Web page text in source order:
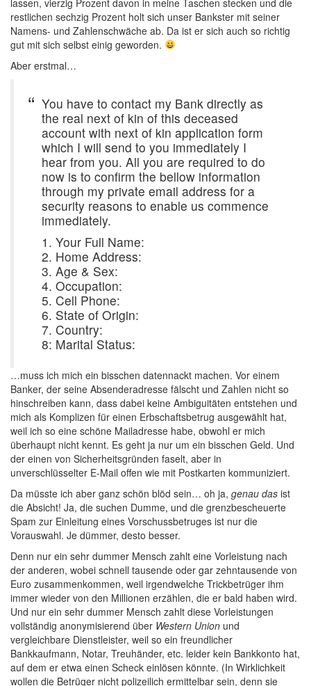
lassen, vierzig Prozent davon in meine Taschen stecken und die
restlichen sechzig Prozent holt sich unser Bankster mit seiner
Namens- und Zahlenschwäche ab. Da ist er sich auch so richtig
gut mit sich selbst einig geworden.
Aber erstmal…
You have to contact my Bank directly as
the real next of kin of this deceased
account with next of kin application form
which I will send to you immediately I
hear from you. All you are required to do
now is to confirm the bellow information
through my private email address for a
security reasons to enable us commence
immediately.
1. Your Full Name:
2. Home Address:
3. Age & Sex:
4. Occupation:
5. Cell Phone:
6. State of Origin:
7. Country:
8: Marital Status:
…muss ich mich ein bisschen datennackt machen. Vor einem
Banker, der seine Absenderadresse fälscht und Zahlen nicht so
hinschreiben kann, dass dabei keine Ambiguitäten entstehen und
mich als Komplizen für einen Erbschaftsbetrug ausgewählt hat,
weil ich so eine schöne Mailadresse habe, obwohl er mich
überhaupt nicht kennt. Es geht ja nur um ein bisschen Geld. Und
der einen von Sicherheitsgründen faselt, aber in
unverschlüsselter E-Mail offen wie mit Postkarten kommuniziert.
Da müsste ich aber ganz schön blöd sein… oh ja, genau das ist
die Absicht! Ja, die suchen Dumme, und die grenzbescheuerte
Spam zur Einleitung eines Vorschussbetruges ist nur die
Vorauswahl. Je dümmer, desto besser.
Denn nur ein sehr dummer Mensch zahlt eine Vorleistung nach
der anderen, wobei schnell tausende oder gar zehntausende von
Euro zusammenkommen, weil irgendwelche Trickbetrüger ihm
immer wieder von den Millionen erzählen, die er bald haben wird.
Und nur ein sehr dummer Mensch zahlt diese Vorleistungen
vollständig anonymisierend über Western Union und
vergleichbare Dienstleister, weil so ein freundlicher
Bankkaufmann, Notar, Treuhänder, etc. leider kein Bankkonto hat,
auf dem er etwa einen Scheck einlösen könnte. (In Wirklichkeit
wollen die Betrüger nicht polizeilich ermittelbar sein, denn sie